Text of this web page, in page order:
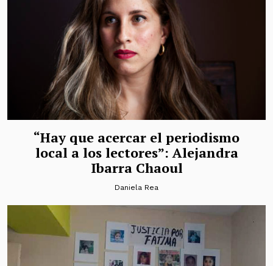
“Hay que acercar el periodismo
local a los lectores”: Alejandra
Ibarra Chaoul
Daniela Rea